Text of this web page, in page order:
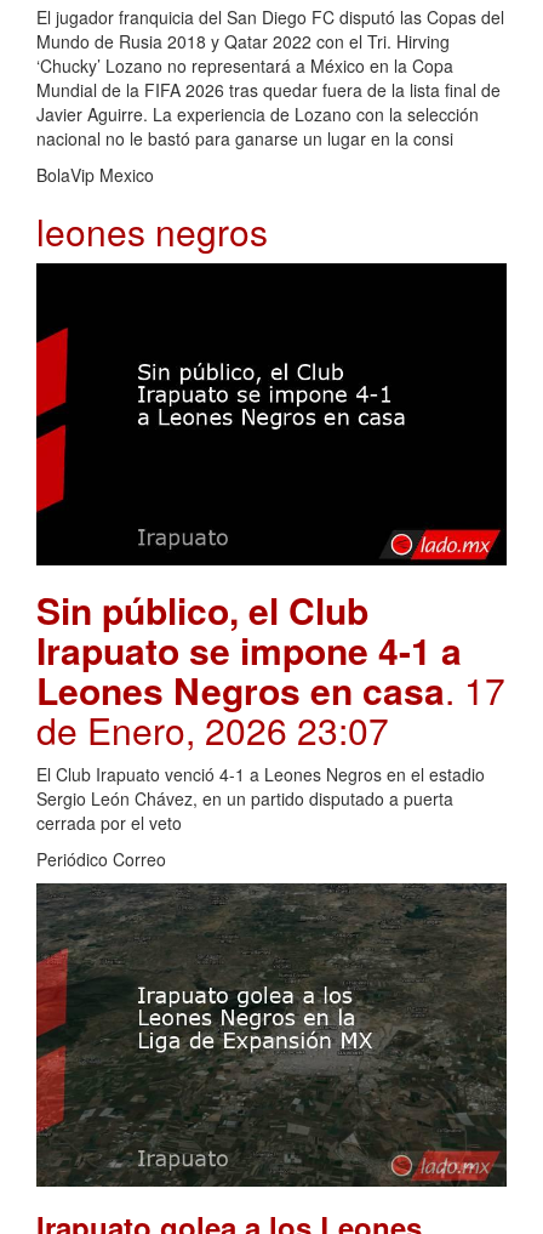
El jugador franquicia del San Diego FC disputó las Copas del
Mundo de Rusia 2018 y Qatar 2022 con el Tri. Hirving
‘Chucky’ Lozano no representará a México en la Copa
Mundial de la FIFA 2026 tras quedar fuera de la lista final de
Javier Aguirre. La experiencia de Lozano con la selección
nacional no le bastó para ganarse un lugar en la consi
BolaVip Mexico
leones negros
Sin público, el Club
Irapuato se impone 4-1 a
Leones Negros en casa. 17
de Enero, 2026 23:07
El Club Irapuato venció 4-1 a Leones Negros en el estadio
Sergio León Chávez, en un partido disputado a puerta
cerrada por el veto
Periódico Correo